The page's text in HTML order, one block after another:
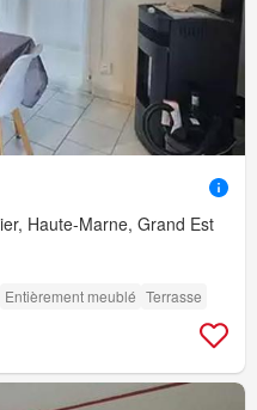
Haute-Marne, Grand Est
Entièrement meublé Terrasse